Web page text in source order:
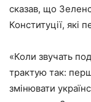
сказав, що
Конституції, які
«Коли звучать
трактую так:
змінювати